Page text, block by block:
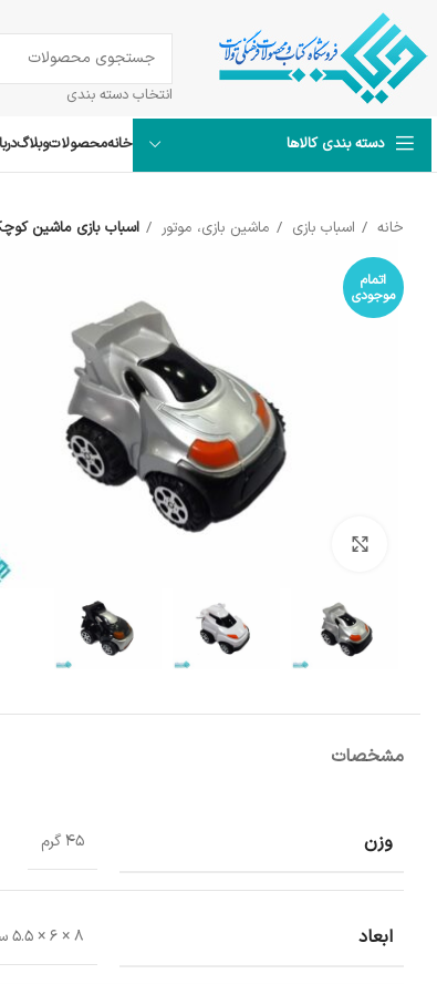
انتخاب دسته بندی
دسته بندی کالاها خانهمحصولاتوبلاگ
خانه اسباب بازی ماشین بازی، موتور اسباب بازی ماشین
اتمام
موجودی
مشخصات
وزن 45 گرم
ابعاد 8 × 6 × 5.5 سانتیمتر